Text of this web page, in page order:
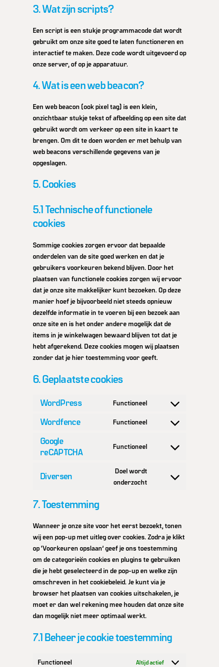
3. Wat zijn scripts?
Een script is een stukje programmacode dat wordt
gebruikt om onze site goed te laten functioneren en
interactief te maken. Deze code wordt uitgevoerd op
onze server, of op je apparatuur.
4. Wat is een web beacon?
Een web beacon (ook pixel tag) is een klein,
onzichtbaar stukje tekst of afbeelding op een site dat
gebruikt wordt om verkeer op een site in kaart te
brengen. Om dit te doen worden er met behulp van
web beacons verschillende gegevens van je
opgeslagen.
5. Cookies
5.1 Technische of functionele
cookies
Sommige cookies zorgen ervoor dat bepaalde
onderdelen van de site goed werken en dat je
gebruikers voorkeuren bekend blijven. Door het
plaatsen van functionele cookies zorgen wij ervoor
dat je onze site makkelijker kunt bezoeken. Op deze
manier hoef je bijvoorbeeld niet steeds opnieuw
dezelfde informatie in te voeren bij een bezoek aan
onze site en is het onder andere mogelijk dat de
items in je winkelwagen bewaard blijven tot dat je
hebt afgerekend. Deze cookies mogen wij plaatsen
zonder dat je hier toestemming voor geeft.
6. Geplaatste cookies
WordPress Functioneel
Consent
Wordfence Functioneel
Consent
service
Google
reCAPTCHA
Functioneel
Consent
service
Diversen
Doel wordt
onderzocht
Consent
7. Toestemming
Wanneer je onze site voor het eerst bezoekt, tonen
wij een pop-up met uitleg over cookies. Zodra je klikt
op ‘Voorkeuren opslaan’ geef je ons toestemming
om de categorieën cookies en plugins te gebruiken
die je hebt geselecteerd in de pop-up en welke zijn
omschreven in het cookiebeleid. Je kunt via je
browser het plaatsen van cookies uitschakelen, je
moet er dan wel rekening mee houden dat onze site
dan mogelijk niet meer optimaal werkt.
7.1 Beheer je cookie toestemming
Functioneel Altijd actief